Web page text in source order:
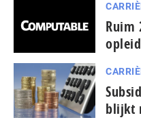
Ruim
blijkt